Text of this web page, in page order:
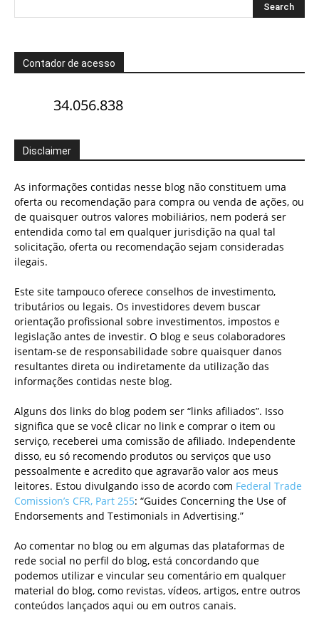
Contador de acesso
34.056.838
Disclaimer
As informações contidas nesse blog não constituem uma
oferta ou recomendação para compra ou venda de ações, ou
de quaisquer outros valores mobiliários, nem poderá ser
entendida como tal em qualquer jurisdição na qual tal
solicitação, oferta ou recomendação sejam consideradas
ilegais.
Este site tampouco oferece conselhos de investimento,
tributários ou legais. Os investidores devem buscar
orientação profissional sobre investimentos, impostos e
legislação antes de investir. O blog e seus colaboradores
isentam-se de responsabilidade sobre quaisquer danos
resultantes direta ou indiretamente da utilização das
informações contidas neste blog.
Alguns dos links do blog podem ser “links afiliados”. Isso
significa que se você clicar no link e comprar o item ou
serviço, receberei uma comissão de afiliado. Independente
disso, eu só recomendo produtos ou serviços que uso
pessoalmente e acredito que agravarão valor aos meus
leitores. Estou divulgando isso de acordo com Federal Trade
Comission’s CFR, Part 255: “Guides Concerning the Use of
Endorsements and Testimonials in Advertising.”
Ao comentar no blog ou em algumas das plataformas de
rede social no perfil do blog, está concordando que
podemos utilizar e vincular seu comentário em qualquer
material do blog, como revistas, vídeos, artigos, entre outros
conteúdos lançados aqui ou em outros canais.